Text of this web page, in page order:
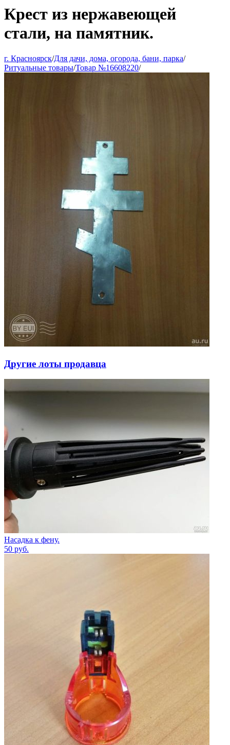
Крест из нержавеющей
стали, на памятник.
г. Красноярск/Для дачи, дома, огорода, бани, парка/
Ритуальные товары/Товар №16608220/
Другие лоты продавца
Насадка к фену.
50 руб.